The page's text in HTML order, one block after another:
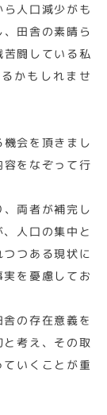
人口減少がも
田舎の素晴ら
闘している私
かもしれませ
会を頂きまし
をなぞって行
両者が補完し
人口の集中と
つある現状に
を憂慮してお
の存在意義を
考え、その取
いくことが重